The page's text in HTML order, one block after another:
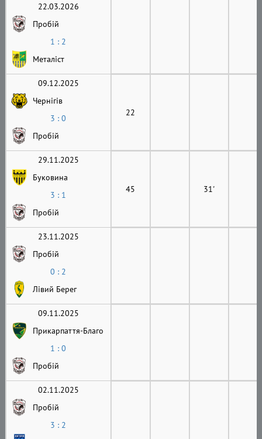
22.03.2026
Пробій
1 : 2
Металіст
09.12.2025
Чернігів
3 : 0
Пробій
22
29.11.2025
Буковина
3 : 1
Пробій
45 31'
23.11.2025
Пробій
0 : 2
Лівий Берег
09.11.2025
Прикарпаття-Благо
1 : 0
Пробій
02.11.2025
Пробій
3 : 2